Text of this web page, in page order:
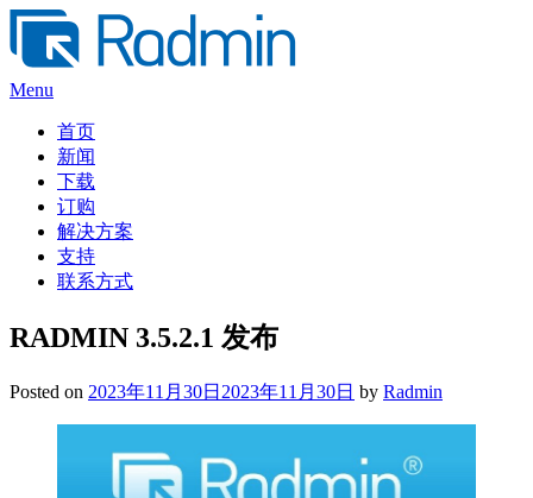
Skip
content
Menu
首页
新闻
下载
订购
解决方案
支持
联系方式
RADMIN 3.5.2.1 发布
Posted on 2023年11月30日 2023年11月30日 by Radmin